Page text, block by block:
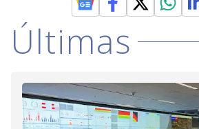
y
i
M
Últimas